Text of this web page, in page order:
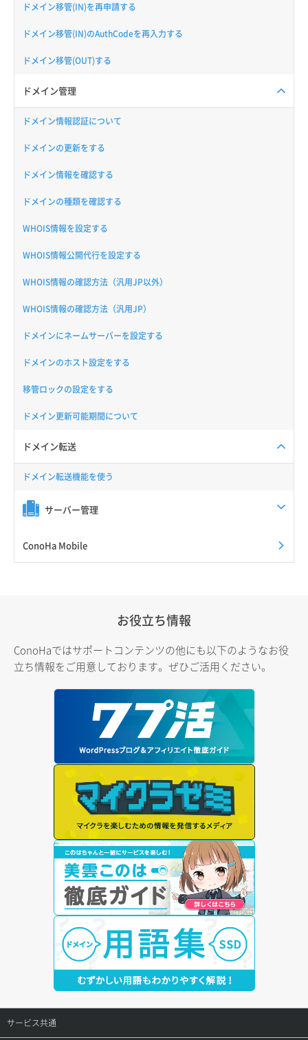
ドメイン移管(IN)を再申請する
ドメイン移管(IN)のAuthCodeを再入力する
ドメイン移管(OUT)する
ドメイン管理
ドメイン情報認証について
ドメインの更新をする
ドメイン情報を確認する
ドメインの種類を確認する
WHOIS情報を設定する
WHOIS情報公開代行を設定する
WHOIS情報の確認方法（汎用JP以外）
WHOIS情報の確認方法（汎用JP）
ドメインにネームサーバーを設定する
ドメインのホスト設定をする
移管ロックの設定をする
ドメイン更新可能期間について
ドメイン転送
ドメイン転送機能を使う
サーバー管理
ConoHa Mobile
お役立ち情報
ConoHaではサポートコンテンツの他にも以下のようなお役
立ち情報をご用意しております。ぜひご活用ください。
サービス共通